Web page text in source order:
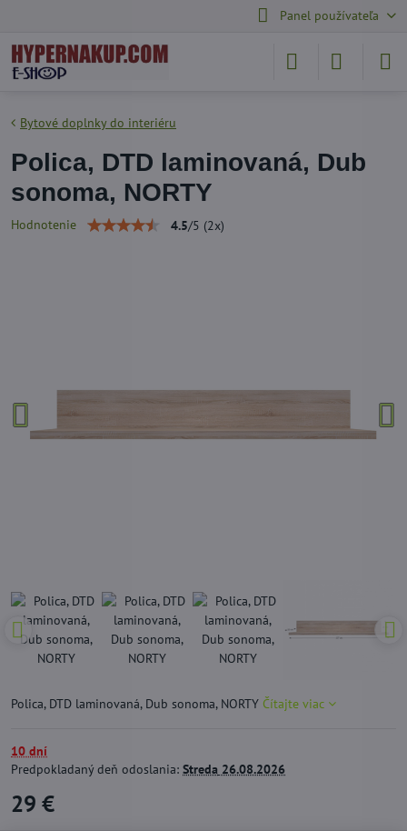
Panel používateľa
Bytové doplnky do interiéru
Polica, DTD laminovaná, Dub
sonoma, NORTY
Hodnotenie 4.5/5 (2x)
Polica, DTD laminovaná, Dub sonoma, NORTY Čítajte viac
10 dní
Predpokladaný deň odoslania: Streda 26.08.2026
29 €